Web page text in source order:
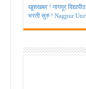
खुशखबर ! नागपूर
भरती सुरु ! Nagpur